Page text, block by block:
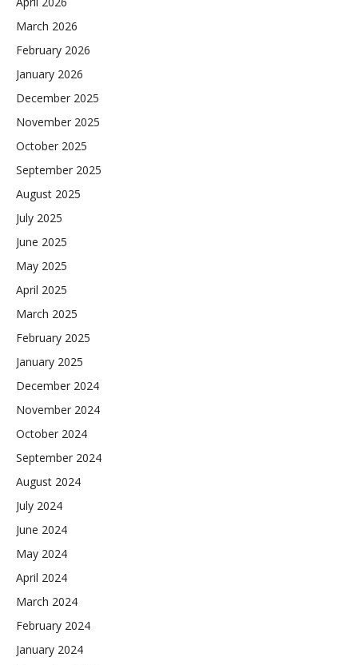
March 2026
February 2026
January 2026
December 2025
November 2025
October 2025
September 2025
August 2025
July 2025
June 2025
May 2025
April 2025
March 2025
February 2025
January 2025
December 2024
November 2024
October 2024
September 2024
August 2024
July 2024
June 2024
May 2024
April 2024
March 2024
February 2024
January 2024